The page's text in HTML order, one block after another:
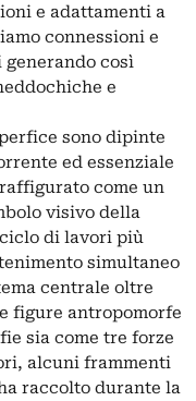
e adattamenti a
connessioni e
così
e
sono dipinte
ed essenziale
come un
visivo della
di lavori più
simultaneo
centrale oltre
figure antropomorfe
sia come tre forze
alcuni frammenti
raccolto durante la